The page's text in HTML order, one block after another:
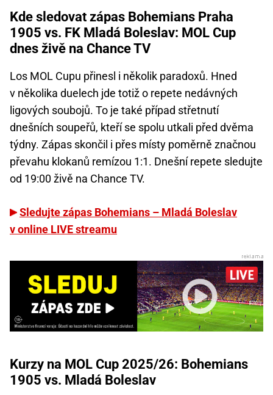
Kde sledovat zápas Bohemians Praha
1905 vs. FK Mladá Boleslav: MOL Cup
dnes živě na Chance TV
Los MOL Cupu přinesl i několik paradoxů. Hned
v několika duelech jde totiž o repete nedávných
ligových soubojů. To je také případ střetnutí
dnešních soupeřů, kteří se spolu utkali před dvěma
týdny. Zápas skončil i přes místy poměrně značnou
převahu klokanů remízou 1:1. Dnešní repete sledujte
od 19:00 živě na Chance TV.
Sledujte zápas Bohemians – Mladá Boleslav
v online LIVE streamu
Kurzy na MOL Cup 2025/26: Bohemians
1905 vs. Mladá Boleslav